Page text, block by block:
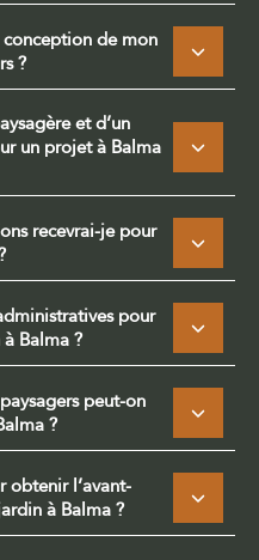
de mon
?
et d’un
un projet à Balma
recevrai-je pour
pour
Balma ?
peut-on
?
obtenir l’avant-
à Balma ?